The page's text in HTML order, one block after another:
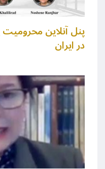
پنل آنلاین
در ایران